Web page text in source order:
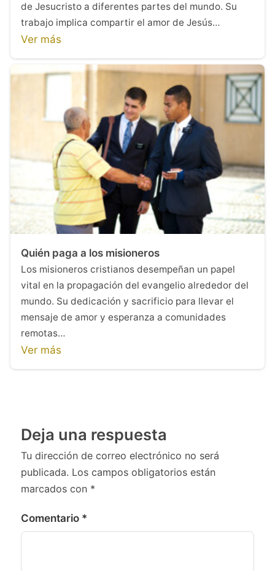
de Jesucristo a diferentes partes del mundo. Su
trabajo implica compartir el amor de Jesús…
Ver más
Quién paga a los misioneros
Los misioneros cristianos desempeñan un papel
vital en la propagación del evangelio alrededor del
mundo. Su dedicación y sacrificio para llevar el
mensaje de amor y esperanza a comunidades
remotas…
Ver más
Deja una respuesta
Tu dirección de correo electrónico no será
publicada. Los campos obligatorios están
marcados con *
Comentario *